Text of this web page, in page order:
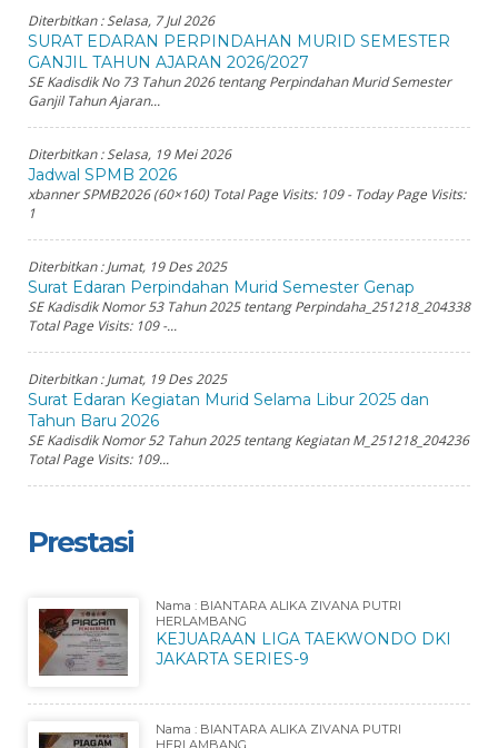
Diterbitkan :Selasa, 7 Jul 2026
SURAT EDARAN PERPINDAHAN MURID SEMESTER
GANJIL TAHUN AJARAN 2026/2027
SE Kadisdik No 73 Tahun 2026 tentang Perpindahan Murid Semester
Ganjil Tahun Ajaran...
Diterbitkan :Selasa, 19 Mei 2026
Jadwal SPMB 2026
xbanner SPMB2026 (60×160) Total Page Visits: 109 - Today Page Visits:
1
Diterbitkan :Jumat, 19 Des 2025
Surat Edaran Perpindahan Murid Semester Genap
SE Kadisdik Nomor 53 Tahun 2025 tentang Perpindaha_251218_204338
Total Page Visits: 109 -...
Diterbitkan :Jumat, 19 Des 2025
Surat Edaran Kegiatan Murid Selama Libur 2025 dan
Tahun Baru 2026
SE Kadisdik Nomor 52 Tahun 2025 tentang Kegiatan M_251218_204236
Total Page Visits: 109...
Prestasi
Nama : BIANTARA ALIKA ZIVANA PUTRI
HERLAMBANG
KEJUARAAN LIGA TAEKWONDO DKI
JAKARTA SERIES-9
Nama : BIANTARA ALIKA ZIVANA PUTRI
HERLAMBANG